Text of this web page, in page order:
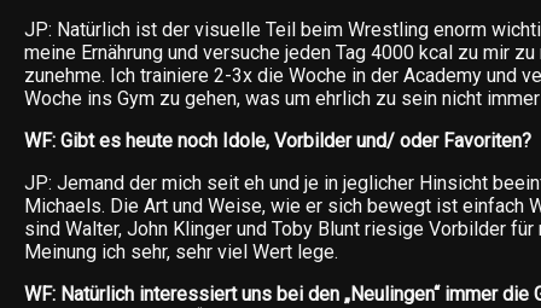
JP: Natürlich ist der visuelle Teil beim Wrestling enorm
meine Ernährung und versuche jeden Tag 4000 kcal zu mir
zunehme. Ich trainiere 2-3x die Woche in der Academy und
Woche ins Gym zu gehen, was um ehrlich zu sein nicht
WF: Gibt es heute noch Idole, Vorbilder und/ oder Favoriten?
JP: Jemand der mich seit eh und je in jeglicher Hinsicht
Michaels. Die Art und Weise, wie er sich bewegt ist einfach
sind Walter, John Klinger und Toby Blunt riesige Vorbilder für
Meinung ich sehr, sehr viel Wert lege.
WF: Natürlich interessiert uns bei den „Neulingen“ immer die